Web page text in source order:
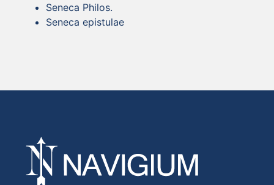
Seneca Philos.
Seneca epistulae